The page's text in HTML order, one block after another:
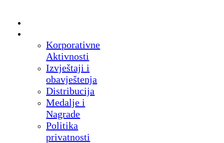
Korporativne
Aktivnosti
Izvještaji i
obavještenja
Distribucija
Medalje i
Nagrade
Politika
privatnosti